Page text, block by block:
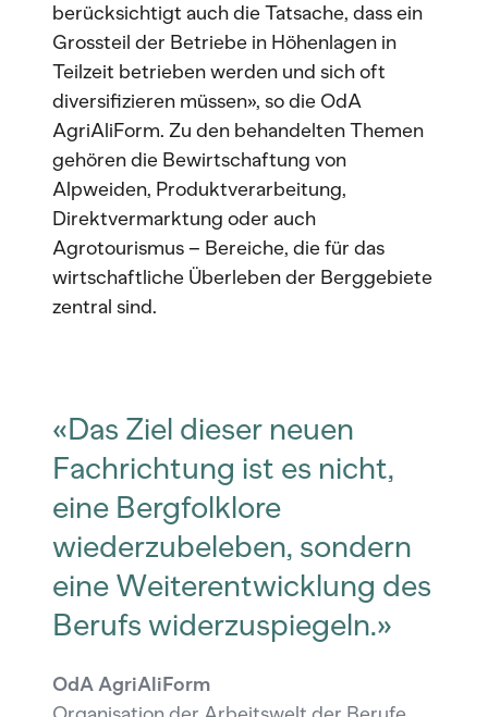
berücksichtigt auch die Tatsache, dass ein
Grossteil der Betriebe in Höhenlagen in
Teilzeit betrieben werden und sich oft
diversifizieren müssen», so die OdA
AgriAliForm. Zu den behandelten Themen
gehören die Bewirtschaftung von
Alpweiden, Produktverarbeitung,
Direktvermarktung oder auch
Agrotourismus – Bereiche, die für das
wirtschaftliche Überleben der Berggebiete
zentral sind.
«Das Ziel dieser neuen
Fachrichtung ist es nicht,
eine Bergfolklore
wiederzubeleben, sondern
eine Weiterentwicklung des
Berufs widerzuspiegeln.»
OdA AgriAliForm